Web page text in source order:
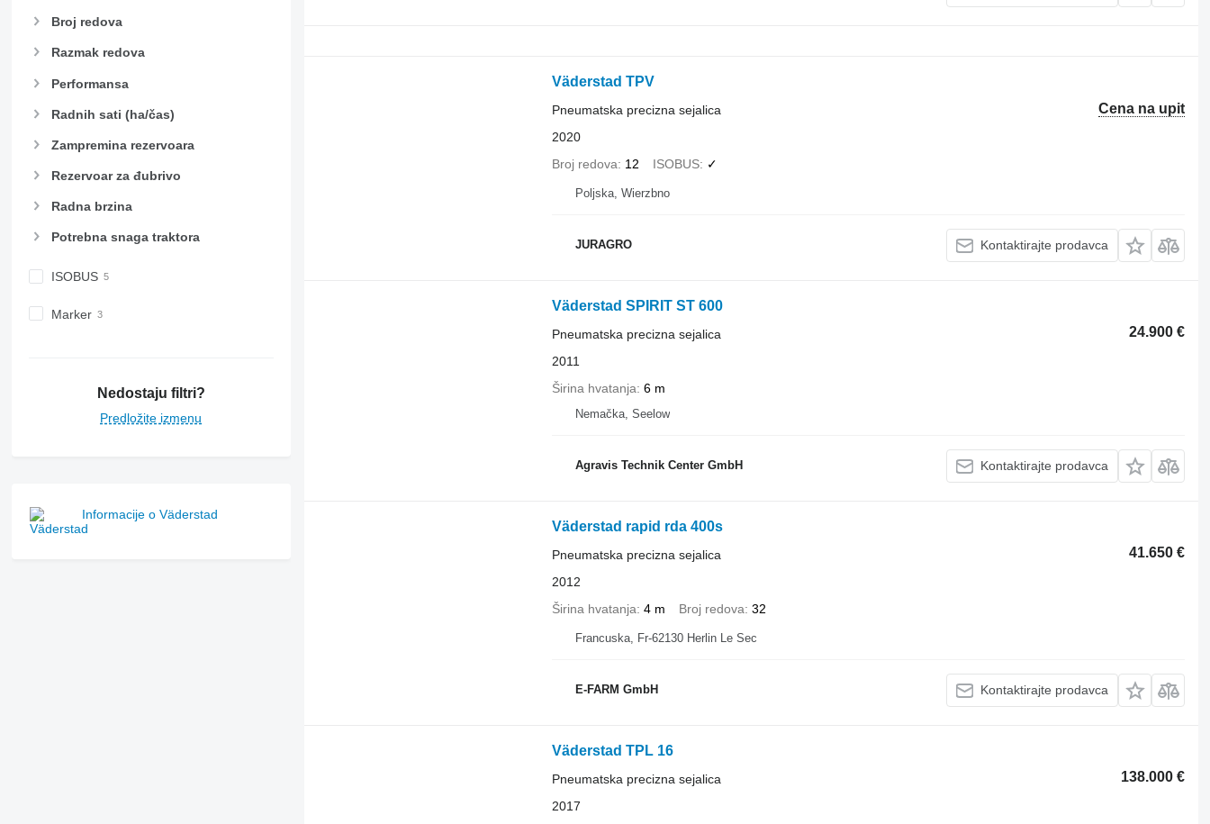
Broj redova
Razmak redova
Performansa
Radnih sati (ha/čas)
Zampremina rezervoara
Rezervoar za đubrivo
Radna brzina
Potrebna snaga traktora
ISOBUS
Marker
Nedostaju filtri?
Predložite izmenu
Informacije o Väderstad
Väderstad TPV
Cena na upit
Pneumatska precizna sejalica
2020
Broj redova
12 ISOBUS ✓
Poljska, Wierzbno
JURAGRO Kontaktirajte prodavca
Väderstad SPIRIT ST 600
24.900 €
Pneumatska precizna sejalica
2011
Širina hvatanja 6 m
Nemačka, Seelow
Agravis Technik Center GmbH Kontaktirajte prodavca
Väderstad rapid rda 400s
41.650 €
Pneumatska precizna sejalica
2012
Širina hvatanja 4 m Broj redova 32
Francuska, Fr-62130 Herlin Le Sec
E-FARM GmbH Kontaktirajte prodavca
Väderstad TPL 16
138.000 €
Pneumatska precizna sejalica
2017